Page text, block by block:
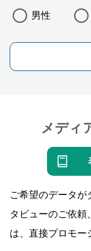
男性
メディ
ご希望のデータが
タビューのご依頼
は、直接プロモー